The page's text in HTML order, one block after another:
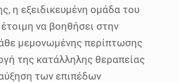
η εξειδικευμένη ομάδα του
να βοηθήσει στην
μεμονωμένης περίπτωσης
της κατάλληλης θεραπείας
των επιπέδων